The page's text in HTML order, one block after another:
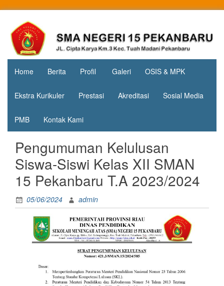
contentSMA
Negeri 15
Pekanbaru
Jl. Cipta
Karya
KM.3, Kec.
Tuah
Madani,
Home Berita Profil Galeri OSIS & MPK
Ekstra Kurikuler Prestasi Akreditasi Sosial Media
PMB Kontak Kami
Pengumuman Kelulusan
Siswa-Siswi Kelas XII SMAN
15 Pekanbaru T.A 2023/2024
05/06/2024 admin